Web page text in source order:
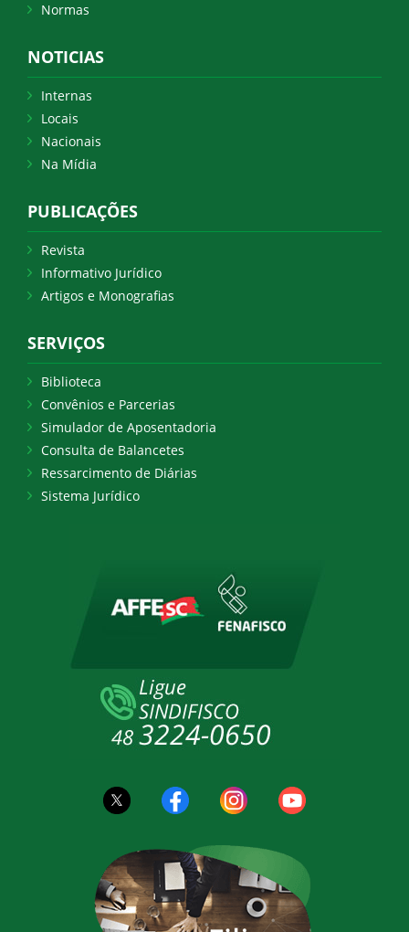
Normas
NOTICIAS
Internas
Locais
Nacionais
Na Mídia
PUBLICAÇÕES
Revista
Informativo Jurídico
Artigos e Monografias
SERVIÇOS
Biblioteca
Convênios e Parcerias
Simulador de Aposentadoria
Consulta de Balancetes
Ressarcimento de Diárias
Sistema Jurídico